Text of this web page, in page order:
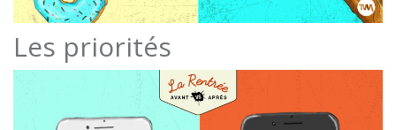
Les priorités